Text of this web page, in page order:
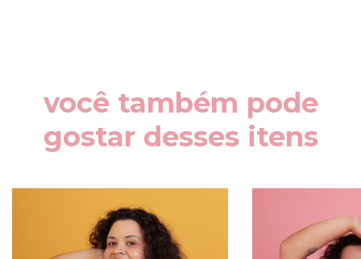
você também pode
gostar desses itens